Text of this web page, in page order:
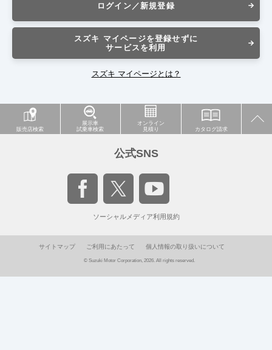
ログイン／新規登録
スズキ マイページを登録せずに
サービスを利用
スズキ マイページとは？
販売店検索
展示車
試乗車検索
オンライン
見積り
カタログ請求
公式SNS
ソーシャルメディア利用規約
サイトマップ ご利用にあたって 個人情報の取り扱いについて
© Suzuki Motor Corporation, 2026. All rights reserved.